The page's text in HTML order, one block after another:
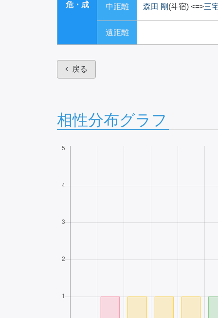
危・成 中距離 森田 剛 (斗宿) <=>三
遠距離
戻る
相性分布グラフ